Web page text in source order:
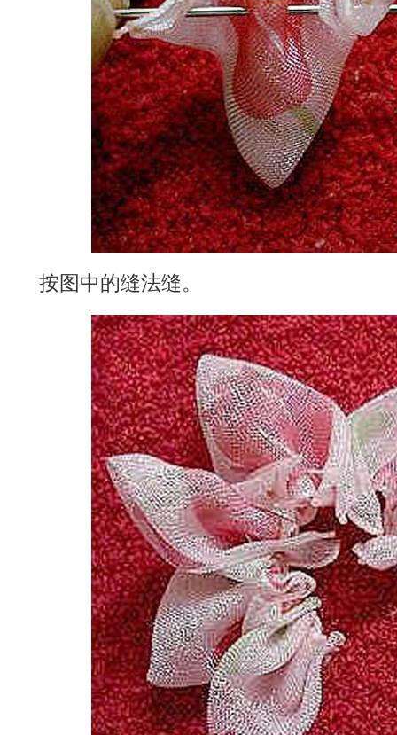
按图中的缝法缝。